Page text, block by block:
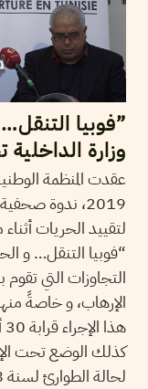
”فوبيا
وزارة
2019، ندوة
لتقييد الحريات
“فوبيا التنقل… و
التجاوزات التي
كذلك الوضع تحت
لحالة الطوارئ لسنة 1978، و هو قانون غير دستوري.